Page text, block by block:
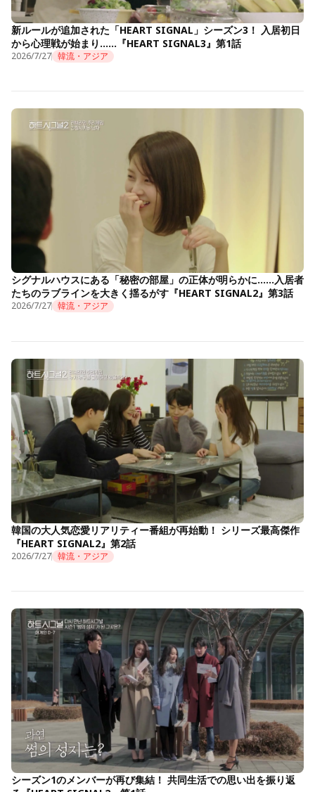
新ルールが追加された「HEART SIGNAL」シーズン3！ 入居初日
から心理戦が始まり……『HEART SIGNAL3』第1話
2026/7/27 韓流・アジア
シグナルハウスにある「秘密の部屋」の正体が明らかに……入居者
たちのラブラインを大きく揺るがす『HEART SIGNAL2』第3話
2026/7/27 韓流・アジア
韓国の大人気恋愛リアリティー番組が再始動！ シリーズ最高傑作
『HEART SIGNAL2』第2話
2026/7/27 韓流・アジア
シーズン1のメンバーが再び集結！ 共同生活での思い出を振り返